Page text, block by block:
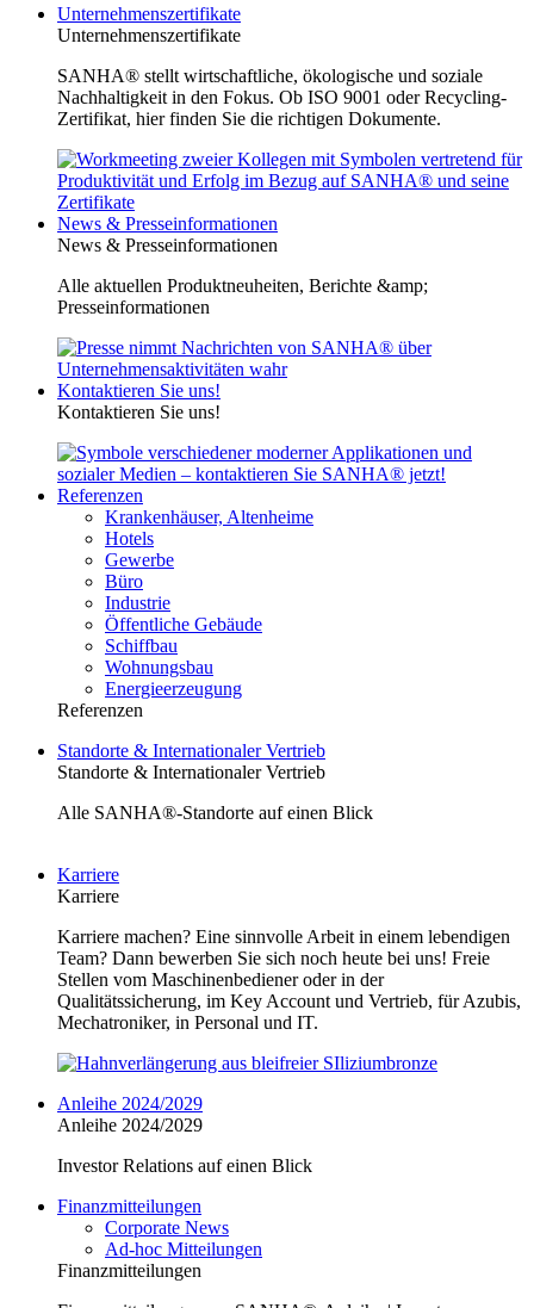
Unternehmenszertifikate
Unternehmenszertifikate
SANHA® stellt wirtschaftliche, ökologische und soziale
Nachhaltigkeit in den Fokus. Ob ISO 9001 oder Recycling-
Zertifikat, hier finden Sie die richtigen Dokumente.
News & Presseinformationen
News & Presseinformationen
Alle aktuellen Produktneuheiten, Berichte &amp;
Presseinformationen
Kontaktieren Sie uns!
Kontaktieren Sie uns!
Referenzen
Krankenhäuser, Altenheime
Hotels
Gewerbe
Büro
Industrie
Öffentliche Gebäude
Schiffbau
Wohnungsbau
Energieerzeugung
Referenzen
Standorte & Internationaler Vertrieb
Standorte & Internationaler Vertrieb
Alle SANHA®-Standorte auf einen Blick
Karriere
Karriere
Karriere machen? Eine sinnvolle Arbeit in einem lebendigen
Team? Dann bewerben Sie sich noch heute bei uns! Freie
Stellen vom Maschinenbediener oder in der
Qualitätssicherung, im Key Account und Vertrieb, für Azubis,
Mechatroniker, in Personal und IT.
Anleihe 2024/2029
Anleihe 2024/2029
Investor Relations auf einen Blick
Finanzmitteilungen
Corporate News
Ad-hoc Mitteilungen
Finanzmitteilungen